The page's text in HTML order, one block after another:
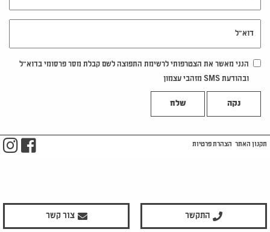
הנני מאשר את הצטרפותי לרשימת התפוצה לשם קבלת מסר פרסומי בדוא"ל
ובהודעת SMS מזהבי עצמון
נקה
התקשר צור קשר
תקנון האתר הצהרת פרטיות